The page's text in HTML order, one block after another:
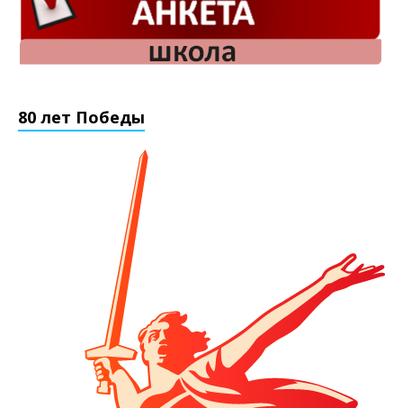
80 лет Победы